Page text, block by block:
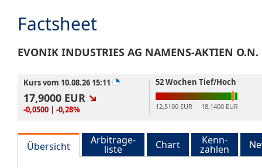
Factsheet
EVONIK INDUSTRIES AG NAMENS-AKTIEN O.N.
Kurs vom 10.08.26 15:11
17,9000 EUR
-0,0500 | -0,28%
52 Wochen Tief/Hoch
12,5100 EUR 18,1400 EUR
Übersicht Arbitrage-
liste Chart Kenn-
zahlen